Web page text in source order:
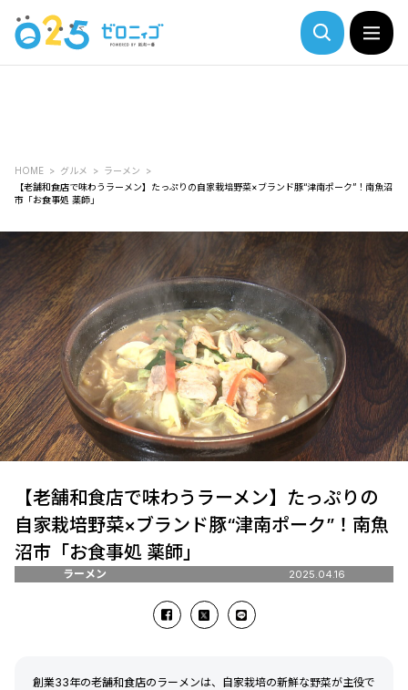
HOME グルメ
ラーメン
【老舗和食店で味わうラーメン】たっぷりの自家栽培野菜×ブランド豚“津南ポーク”！南魚沼
市「お食事処 薬師」
【老舗和食店で味わうラーメン】たっぷりの
自家栽培野菜×ブランド豚“津南ポーク”！南魚
沼市「お食事処 薬師」
ラーメン 2025.04.16
創業33年の老舗和食店のラーメンは、自家栽培の新鮮な野菜が主役で